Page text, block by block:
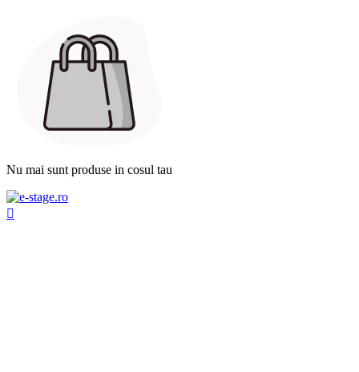
Nu mai sunt produse in cosul tau
